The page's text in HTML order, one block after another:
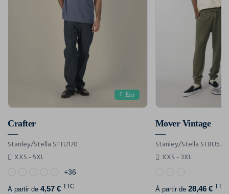
Eco
Crafter
Stanley/Stella STTU170
XXS - 5XL
+36
À partir de 4,57 € TTC
Mover Vintage
Stanley/Stella STBU576
XXS - 3XL
À partir de 28,46 € TTC